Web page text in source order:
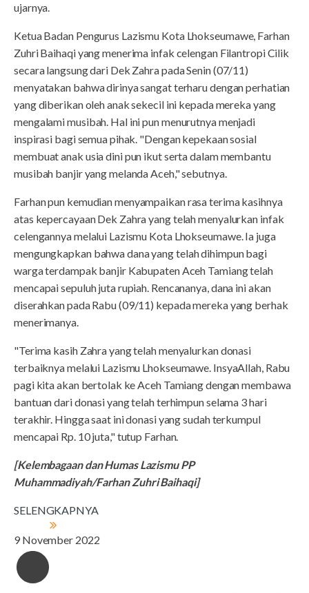
ujarnya.
Ketua Badan Pengurus Lazismu Kota Lhokseumawe, Farhan
Zuhri Baihaqi yang menerima infak celengan Filantropi Cilik
secara langsung dari Dek Zahra pada Senin (07/11)
menyatakan bahwa dirinya sangat terharu dengan perhatian
yang diberikan oleh anak sekecil ini kepada mereka yang
mengalami musibah. Hal ini pun menurutnya menjadi
inspirasi bagi semua pihak. "Dengan kepekaan sosial
membuat anak usia dini pun ikut serta dalam membantu
musibah banjir yang melanda Aceh," sebutnya.
Farhan pun kemudian menyampaikan rasa terima kasihnya
atas kepercayaan Dek Zahra yang telah menyalurkan infak
celengannya melalui Lazismu Kota Lhokseumawe. Ia juga
mengungkapkan bahwa dana yang telah dihimpun bagi
warga terdampak banjir Kabupaten Aceh Tamiang telah
mencapai sepuluh juta rupiah. Rencananya, dana ini akan
diserahkan pada Rabu (09/11) kepada mereka yang berhak
menerimanya.
"Terima kasih Zahra yang telah menyalurkan donasi
terbaiknya melalui Lazismu Lhokseumawe. InsyaAllah, Rabu
pagi kita akan bertolak ke Aceh Tamiang dengan membawa
bantuan dari donasi yang telah terhimpun selama 3 hari
terakhir. Hingga saat ini donasi yang sudah terkumpul
mencapai Rp. 10 juta," tutup Farhan.
[Kelembagaan dan Humas Lazismu PP
Muhammadiyah/Farhan Zuhri Baihaqi]
SELENGKAPNYA
9 November 2022